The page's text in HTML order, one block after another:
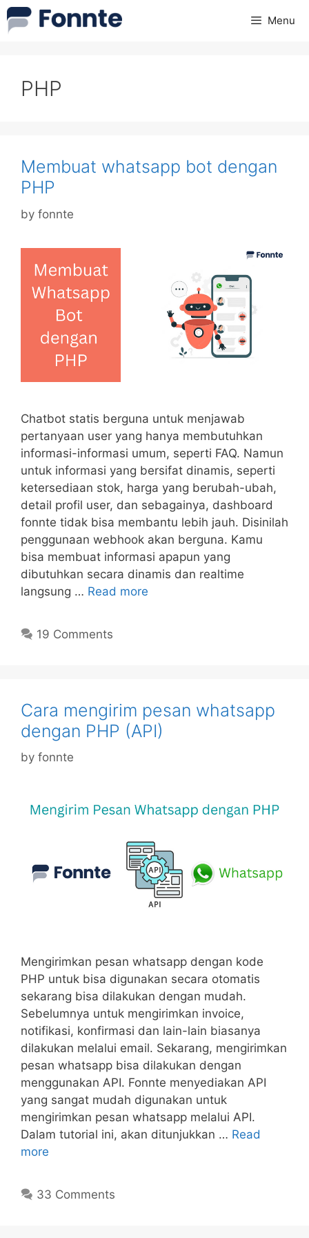
Skip
to
Menu
PHP
Membuat whatsapp bot dengan
PHP
by fonnte
Chatbot statis berguna untuk menjawab
pertanyaan user yang hanya membutuhkan
informasi-informasi umum, seperti FAQ. Namun
untuk informasi yang bersifat dinamis, seperti
ketersediaan stok, harga yang berubah-ubah,
detail profil user, dan sebagainya, dashboard
fonnte tidak bisa membantu lebih jauh. Disinilah
penggunaan webhook akan berguna. Kamu
bisa membuat informasi apapun yang
dibutuhkan secara dinamis dan realtime
langsung … Read more
19 Comments
Cara mengirim pesan whatsapp
dengan PHP (API)
by fonnte
Mengirimkan pesan whatsapp dengan kode
PHP untuk bisa digunakan secara otomatis
sekarang bisa dilakukan dengan mudah.
Sebelumnya untuk mengirimkan invoice,
notifikasi, konfirmasi dan lain-lain biasanya
dilakukan melalui email. Sekarang, mengirimkan
pesan whatsapp bisa dilakukan dengan
menggunakan API. Fonnte menyediakan API
yang sangat mudah digunakan untuk
mengirimkan pesan whatsapp melalui API.
Dalam tutorial ini, akan ditunjukkan … Read
more
33 Comments